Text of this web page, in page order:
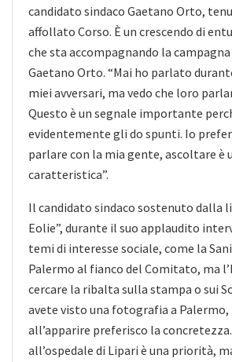
candidato sindaco Gaetano Orto,
affollato Corso. È un crescendo di
che sta accompagnando la
Gaetano Orto. “Mai ho parlato
miei avversari, ma vedo che loro
Questo è un segnale importante
evidentemente gli do spunti. Io
parlare con la mia gente, ascoltare è
caratteristica”.
Il candidato sindaco sostenuto dalla
Eolie”, durante il suo applaudito
temi di interesse sociale, come la
Palermo al fianco del Comitato, ma
cercare la ribalta sulla stampa o sui
avete visto una fotografia a Palermo,
all’apparire preferisco la
all’ospedale di Lipari è una priorità,